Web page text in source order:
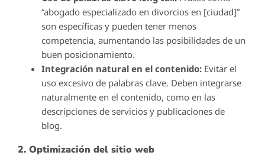
“abogado especializado en divorcios en [ciudad]”
son específicas y pueden tener menos
competencia, aumentando las posibilidades de un
buen posicionamiento.
Integración natural en el contenido: Evitar el
uso excesivo de palabras clave. Deben integrarse
naturalmente en el contenido, como en las
descripciones de servicios y publicaciones de
blog.
2. Optimización del sitio web